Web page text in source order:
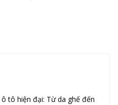
tô hiện đại: Từ da ghế đến